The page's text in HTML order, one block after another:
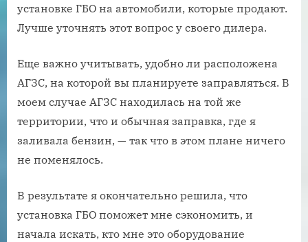
установке ГБО на автомобили, которые продают.
Лучше уточнять этот вопрос у своего дилера.
Еще важно учитывать, удобно ли расположена
АГЗС, на которой вы планируете заправляться. В
моем случае АГЗС находилась на той же
территории, что и обычная заправка, где я
заливала бензин, — так что в этом плане ничего
не поменялось.
В результате я окончательно решила, что
установка ГБО поможет мне сэкономить, и
начала искать, кто мне это оборудование